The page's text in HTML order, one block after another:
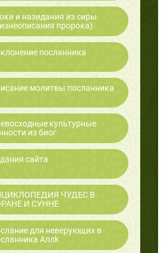
и назидания из сиры
пророка)
посланника
молитвы посланника
культурные
из биог
сайта
ЧУДЕС В
И СУННЕ
для неверующих в
Аллk